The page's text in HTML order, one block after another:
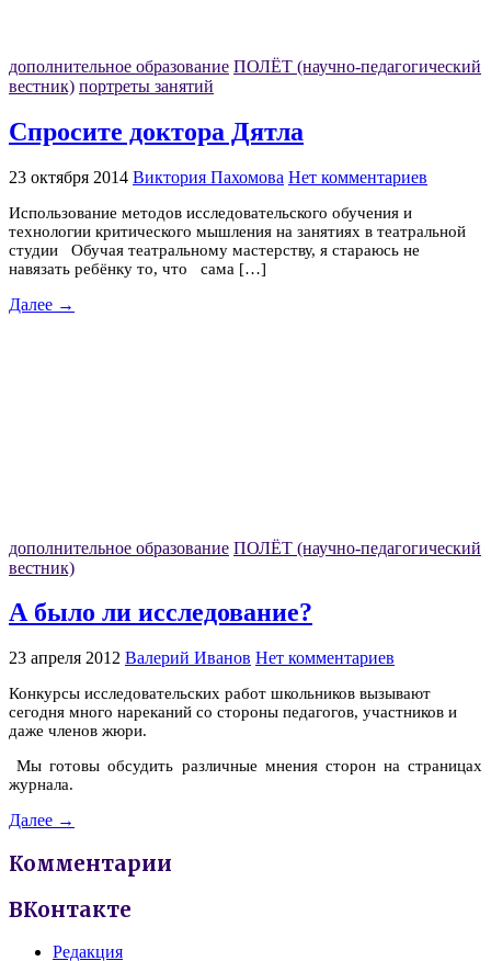
дополнительное образование ПОЛЁТ (научно-педагогический
вестник) портреты занятий
Спросите доктора Дятла
23 октября 2014 Виктория Пахомова Нет комментариев
Использование методов исследовательского обучения и
технологии критического мышления на занятиях в театральной
студии Обучая театральному мастерству, я стараюсь не
навязать ребёнку то, что сама […]
Далее →
дополнительное образование ПОЛЁТ (научно-педагогический
вестник)
А было ли исследование?
23 апреля 2012 Валерий Иванов Нет комментариев
Конкурсы исследовательских работ школьников вызывают
сегодня много нареканий со стороны педагогов, участников и
даже членов жюри.
Мы готовы обсудить различные мнения сторон на страницах
журнала.
Далее →
Комментарии
ВКонтакте
Редакция